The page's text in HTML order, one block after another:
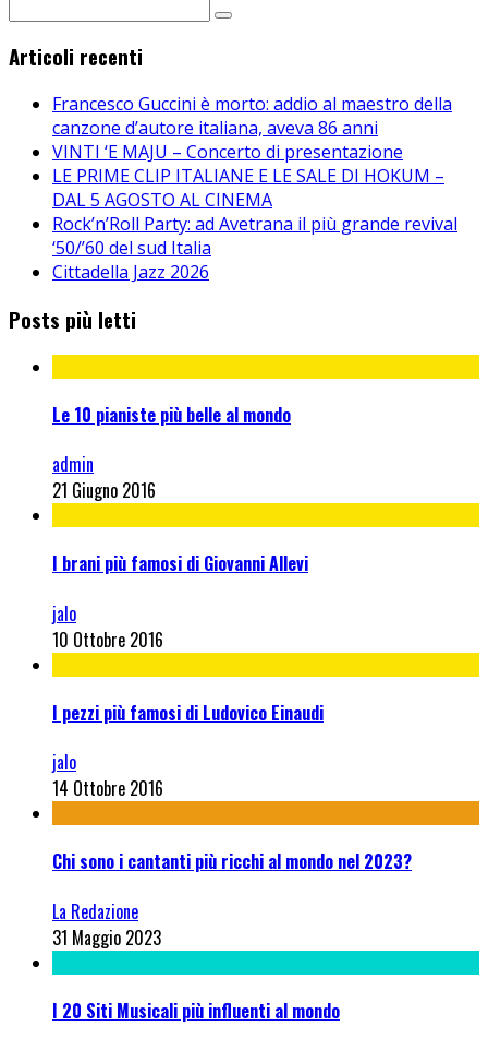
Articoli recenti
Francesco Guccini è morto: addio al maestro della
canzone d’autore italiana, aveva 86 anni
VINTI ‘E MAJU – Concerto di presentazione
LE PRIME CLIP ITALIANE E LE SALE DI HOKUM –
DAL 5 AGOSTO AL CINEMA
Rock’n’Roll Party: ad Avetrana il più grande revival
‘50/’60 del sud Italia
Cittadella Jazz 2026
Posts più letti
Le 10 pianiste più belle al mondo
admin
21 Giugno 2016
I brani più famosi di Giovanni Allevi
jalo
10 Ottobre 2016
I pezzi più famosi di Ludovico Einaudi
jalo
14 Ottobre 2016
Chi sono i cantanti più ricchi al mondo nel 2023?
La Redazione
31 Maggio 2023
I 20 Siti Musicali più influenti al mondo